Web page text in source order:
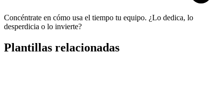
Concéntrate en cómo usa el tiempo tu equipo. ¿Lo dedica, lo
desperdicia o lo invierte?
Plantillas relacionadas